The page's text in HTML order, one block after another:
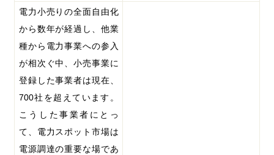
電力小売りの全面自由化
から数年が経過し、他業
種から電力事業への参入
が相次ぐ中、小売事業に
登録した事業者は現在、
700社を超えています。
こうした事業者にとっ
て、電力スポット市場は
電源調達の重要な場であ